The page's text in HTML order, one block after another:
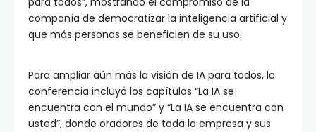
compañía de democratizar la inteligencia artificial y
que más personas se beneficien de su uso.
Para ampliar aún más la visión de IA para todos, la
conferencia incluyó los capítulos “La IA se
encuentra con el mundo” y “La IA se encuentra con
usted”, donde oradores de toda la empresa y sus